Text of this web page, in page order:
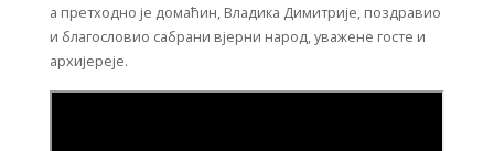
а претходно је домаћин, Владика Димитрије, поздравио
и благословио сабрани вјерни народ, уважене госте и
архијереје.